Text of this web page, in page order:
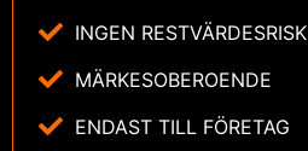
INGEN RESTVÄRDESRISK
MÄRKESOBEROENDE
ENDAST TILL FÖRETAG